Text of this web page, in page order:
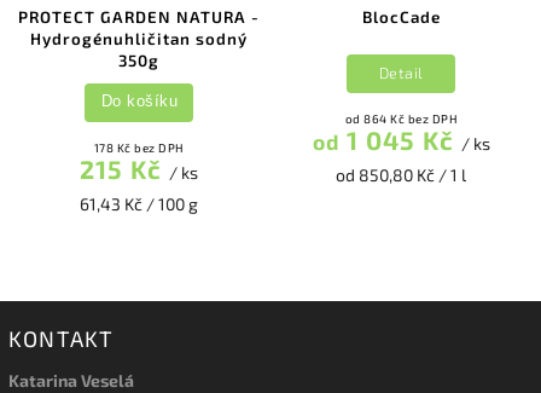
PROTECT GARDEN NATURA -
Hydrogénuhličitan sodný
350g
178 Kč bez DPH
215 Kč / ks
61,43 Kč / 100 g
Do košíku
BlocCade
od 864 Kč bez DPH
od 1 045 Kč / ks
od 850,80 Kč / 1 l
Detail
KONTAKT
Katarina Veselá